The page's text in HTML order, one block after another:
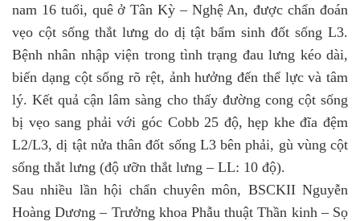
nam 16 tuổi, quê ở Tân Kỳ – Nghệ An, được chẩn đoán
vẹo cột sống thắt lưng do dị tật bẩm sinh đốt sống L3.
Bệnh nhân nhập viện trong tình trạng đau lưng kéo dài,
biến dạng cột sống rõ rệt, ảnh hưởng đến thể lực và tâm
lý. Kết quả cận lâm sàng cho thấy đường cong cột sống
bị vẹo sang phải với góc Cobb 25 độ, hẹp khe đĩa đệm
L2/L3, dị tật nửa thân đốt sống L3 bên phải, gù vùng cột
sống thắt lưng (độ ưỡn thắt lưng – LL: 10 độ).
Sau nhiều lần hội chẩn chuyên môn, BSCKII Nguyễn
Hoàng Dương – Trưởng khoa Phẫu thuật Thần kinh – Sọ